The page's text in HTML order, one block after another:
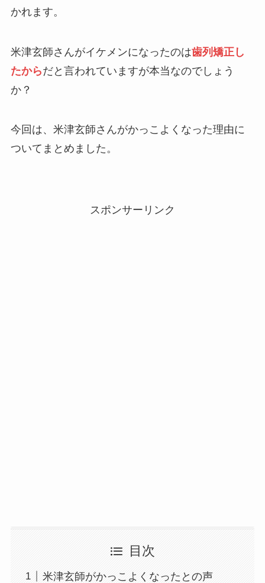
かれます。
米津玄師さんがイケメンになったのは歯列矯正し
たからだと言われていますが本当なのでしょう
か？
今回は、米津玄師さんがかっこよくなった理由に
ついてまとめました。
スポンサーリンク
目次
米津玄師がかっこよくなったとの声